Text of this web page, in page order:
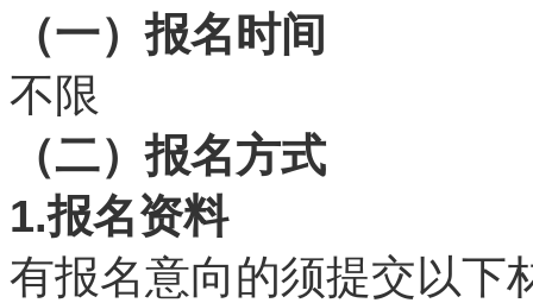
（一）报名时间
不限
（二）报名方式
1.报名资料
有报名意向的须提交以下